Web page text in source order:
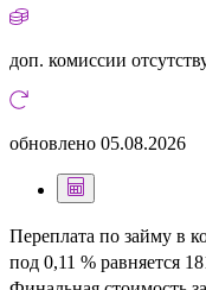
доп. комиссии
обновлено 05.08.2026
Переплата по займу в
под 0,11 % равняется